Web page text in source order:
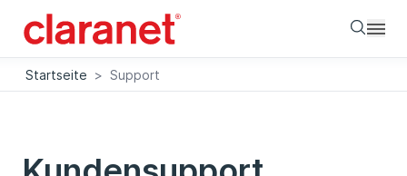
Startseite > Support